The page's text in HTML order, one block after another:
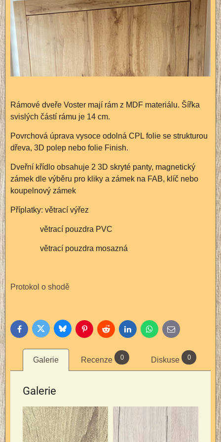
Rámové dveře Voster mají rám z MDF materiálu. Šířka
svislých částí rámu je 14 cm.
Povrchová úprava vysoce odolná CPL folie se strukturou
dřeva, 3D polep nebo folie Finish.
Dveřní křídlo obsahuje 2 3D skryté panty, magnetický
zámek dle výběru pro kliky a zámek na FAB, klíč nebo
koupelnový zámek
Příplatky: větrací výřez
větrací pouzdra PVC
větrací pouzdra mosazná
Protokol o shodě
FacebookTwitter BlueskyPinterestReddit LinkedInWhatsApp
E-
mail
Galerie Recenze 0 Diskuse 0
Galerie